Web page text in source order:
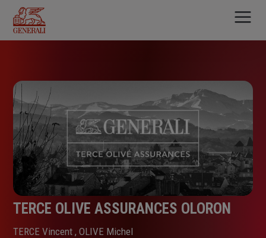
contenu
principal
TERCE OLIVE ASSURANCES OLORON
TERCE Vincent , OLIVE Michel